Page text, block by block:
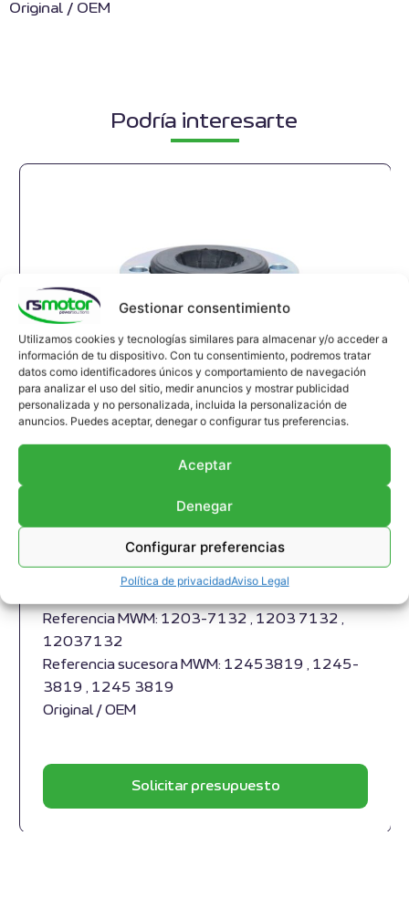
Gestionar consentimiento
Utilizamos cookies y tecnologías similares para almacenar y/o acceder a
información de tu dispositivo. Con tu consentimiento, podremos tratar
datos como identificadores únicos y comportamiento de navegación
para analizar el uso del sitio, medir anuncios y mostrar publicidad
personalizada y no personalizada, incluida la personalización de
anuncios. Puedes aceptar, denegar o configurar tus preferencias.
Aceptar
Denegar
Configurar preferencias
Política de privacidadAviso Legal
Original / OEM
Podría interesarte
Compensador MWM RS-12037132
Compensador MWM RS-12037132
Apropiado para motores MWM y modelos TBG
Referencia MWM: 1203-7132 , 1203 7132 ,
12037132
Referencia sucesora MWM: 12453819 , 1245-
3819 , 1245 3819
Original / OEM
Solicitar presupuesto